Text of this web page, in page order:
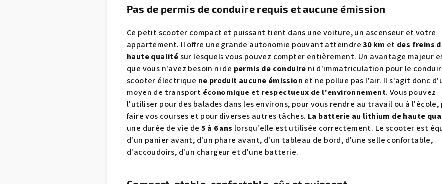
Pas de permis de conduire requis et aucune émission
Ce petit scooter compact et puissant tient dans une voiture, un ascenseur et votre
appartement. Il offre une grande autonomie pouvant atteindre30 km et des freins
haute qualitésur lesquels vous pouvez compter entièrement. Un avantage majeur
que vous n'avez besoin ni de permis de conduire ni d'immatriculation pour le
scooter électrique ne produit aucune émission et ne pollue pas l'air. Il s'agit donc
moyen de transport économique et respectueux de l'environnement. Vous pouvez
l'utiliser pour des balades dans les environs, pour vous rendre au travail ou à l'école,
faire vos courses et pour diverses autres tâches. La batterie au lithium de haute
une durée de vie de 5 à 6 ans lorsqu'elle est utilisée correctement. Le scooter est
d'un panier avant, d'un phare avant, d'un tableau de bord, d'une selle confortable,
d'accoudoirs, d'un chargeur et d'une batterie.